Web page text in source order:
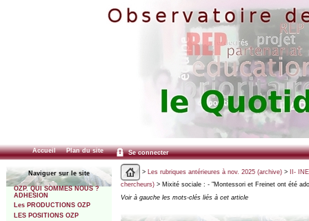
Accueil Plan du site Se connecter
Naviguer sur le site
OZP. QUI SOMMES NOUS ?
ADHESION
Les PRODUCTIONS OZP
LES POSITIONS OZP
> Les rubriques antérieures à nov. 2025 (archive)>
II-
chercheurs)> Mixité sociale : - "Montessori et Freinet ont été
Voir à gauche les mots-clés liés à cet article